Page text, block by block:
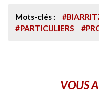
Mots-clés :
#PARTICULIERS
VOUS